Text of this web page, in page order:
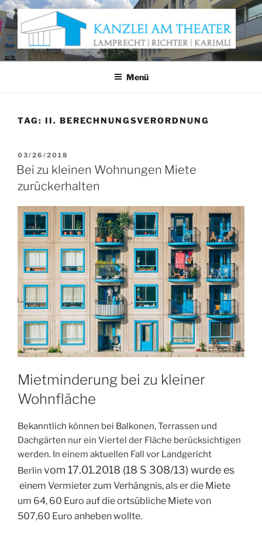
Zum
Inhalt
springen
KANZLEI AM THEATER
Anwaltskanzlei Würzburg
Menü
TAG: II. BERECHNUNGSVERORDNUNG
VERÖFFENTLICHT
AM
03/26/2018
Bei zu kleinen Wohnungen Miete
zurückerhalten
Mietminderung bei zu kleiner
Wohnfläche
Bekanntlich können bei Balkonen, Terrassen und
Dachgärten nur ein Viertel der Fläche berücksichtigen
werden. In einem aktuellen Fall vor Landgericht
Berlin vom 17.01.2018 (18 S 308/13) wurde es
einem Vermieter zum Verhängnis, als er die Miete
um 64, 60 Euro auf die ortsübliche Miete von
507,60 Euro anheben wollte.